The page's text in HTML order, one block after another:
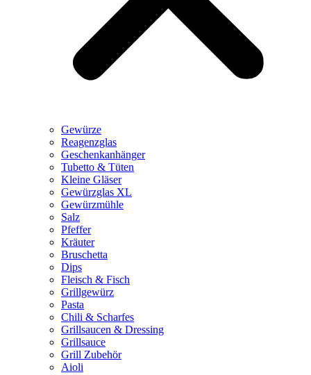
Gewürze
Reagenzglas
Geschenkanhänger
Tubetto & Tüten
Kleine Gläser
Gewürzglas XL
Gewürzmühle
Salz
Pfeffer
Kräuter
Bruschetta
Dips
Fleisch & Fisch
Grillgewürz
Pasta
Chili & Scharfes
Grillsaucen & Dressing
Grillsauce
Grill Zubehör
Aioli